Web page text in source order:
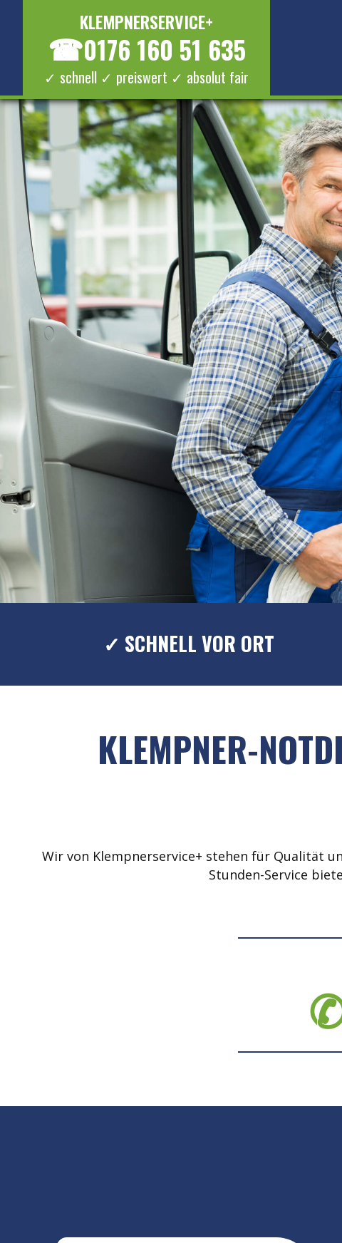
KLEMPNERSERVICE+
☎0176 160 51 635
✓ schnell ✓ preiswert ✓ absolut fair
✓ SCHNELL VOR ORT
KLEMPNER-
Wir von Klempnerservice+ stehen für Qualität
Stunden-Service